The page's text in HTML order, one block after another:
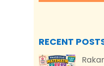
RECENT